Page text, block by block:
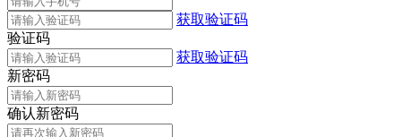
获取验证码
验证码
获取验证码
新密码
确认新密码